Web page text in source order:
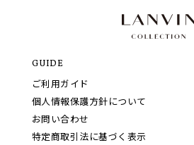
GUIDE
ご利用ガイド
個人情報保護方針について
お問い合わせ
特定商取引法に基づく表示